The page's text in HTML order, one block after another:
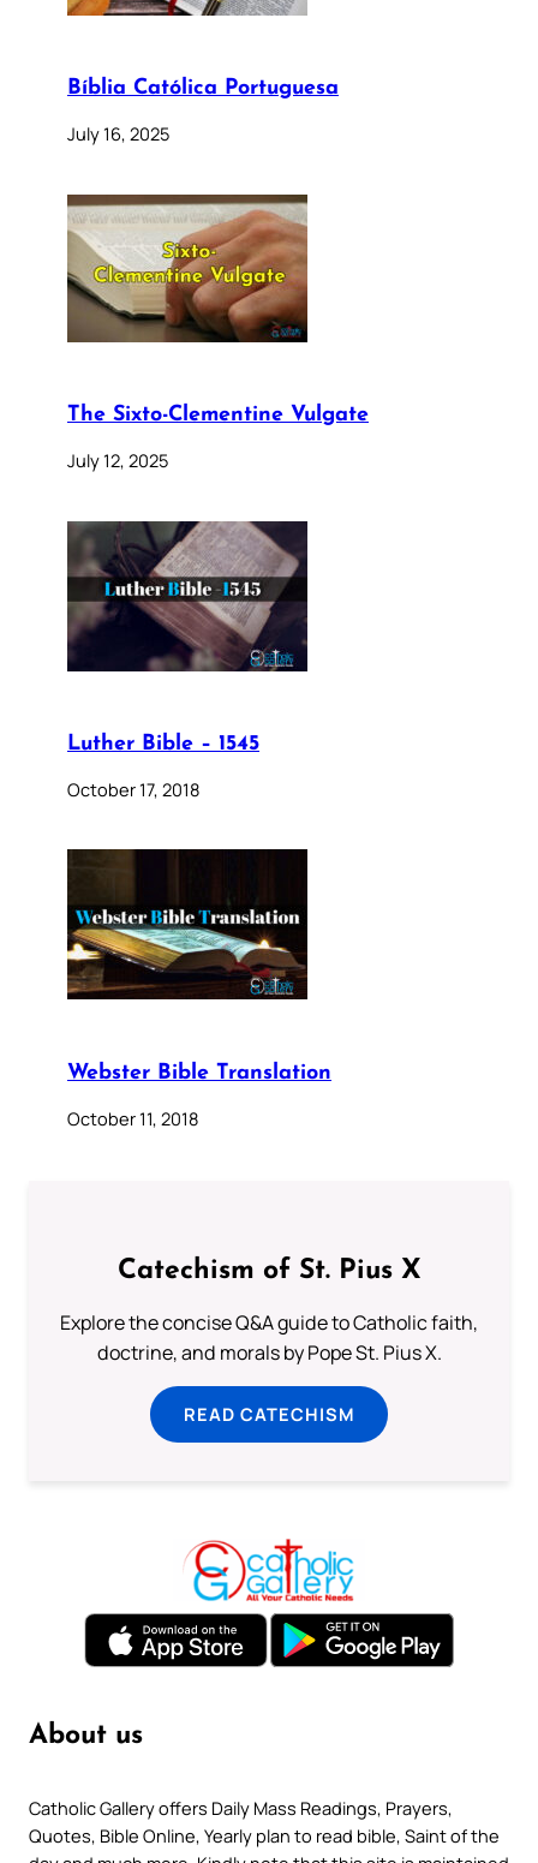
Bíblia Católica Portuguesa
July 16, 2025
The Sixto-Clementine Vulgate
July 12, 2025
Luther Bible – 1545
October 17, 2018
Webster Bible Translation
October 11, 2018
Catechism of St. Pius X
Explore the concise Q&A guide to Catholic faith,
doctrine, and morals by Pope St. Pius X.
READ CATECHISM
About us
Catholic Gallery offers Daily Mass Readings, Prayers,
Quotes, Bible Online, Yearly plan to read bible, Saint of the